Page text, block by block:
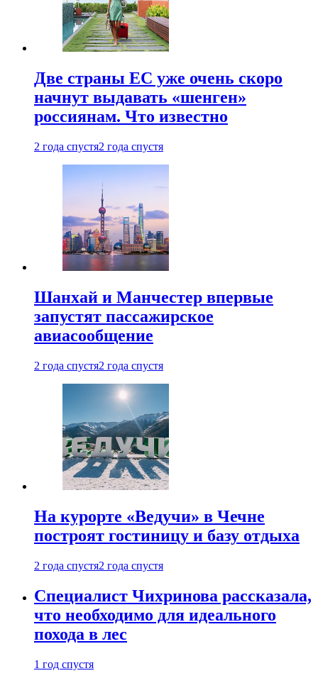
Две страны ЕС уже очень скоро
начнут выдавать «шенген»
россиянам. Что известно
2 года спустя2 года спустя
Шанхай и Манчестер впервые
запустят пассажирское
авиасообщение
2 года спустя2 года спустя
На курорте «Ведучи» в Чечне
построят гостиницу и базу отдыха
2 года спустя2 года спустя
Специалист Чихринова рассказала,
что необходимо для идеального
похода в лес
1 год спустя